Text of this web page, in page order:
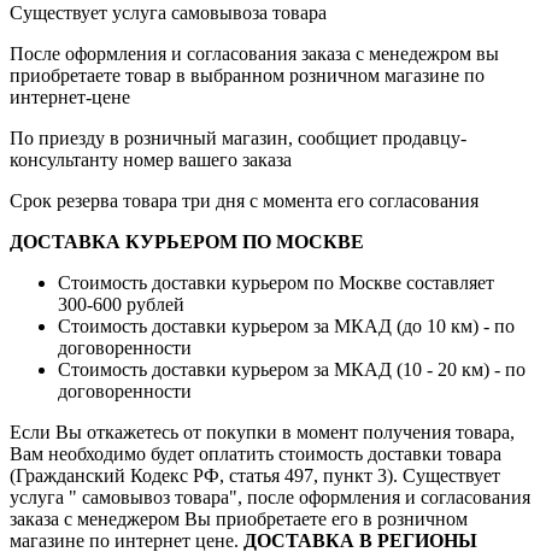
Существует услуга самовывоза товара
После оформления и согласования заказа с менедежром вы
приобретаете товар в выбранном розничном магазине по
интернет-цене
По приезду в розничный магазин, сообщиет продавцу-
консультанту номер вашего заказа
Срок резерва товара три дня с момента его согласования
ДОСТАВКА КУРЬЕРОМ ПО МОСКВЕ
Стоимость доставки курьером по Москве составляет
300-600 рублей
Стоимость доставки курьером за МКАД (до 10 км) - по
договоренности
Стоимость доставки курьером за МКАД (10 - 20 км) - по
договоренности
Если Вы откажетесь от покупки в момент получения товара,
Вам необходимо будет оплатить стоимость доставки товара
(Гражданский Кодекс РФ, статья 497, пункт 3). Существует
услуга " самовывоз товара", после оформления и согласования
заказа с менеджером Вы приобретаете его в розничном
магазине по интернет цене. ДОСТАВКА В РЕГИОНЫ